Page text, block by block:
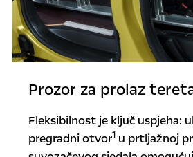
Prozor za prolaz
Fleksibilnost je ključ uspjeha:
pregradni otvor1u prtljažnoj